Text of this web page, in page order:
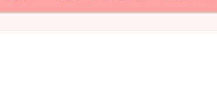
生活